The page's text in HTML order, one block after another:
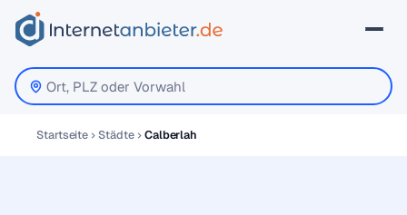
Startseite Städte Calberlah